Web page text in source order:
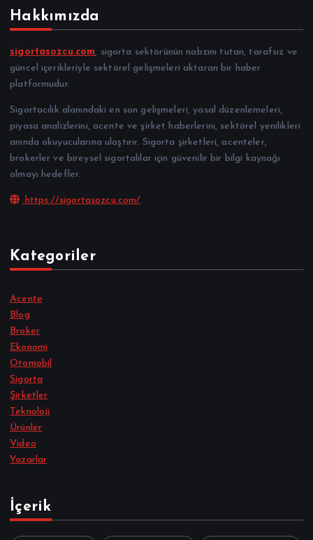
Hakkımızda
sigortasozcu.com, sigorta sektörünün nabzını tutan, tarafsız ve
güncel içerikleriyle sektörel gelişmeleri aktaran bir haber
platformudur.
Sigortacılık alanındaki en son gelişmeleri, yasal düzenlemeleri,
piyasa analizlerini, acente ve şirket haberlerini, sektörel yenilikleri
anında okuyucularına ulaştırır. Sigorta şirketleri, acenteler,
brokerler ve bireysel sigortalılar için güvenilir bir bilgi kaynağı
olmayı hedefler.
https://sigortasozcu.com/
Kategoriler
Acente
Blog
Broker
Ekonomi
Otomobil
Sigorta
Şirketler
Teknoloji
Ürünler
Video
Yazarlar
İçerik